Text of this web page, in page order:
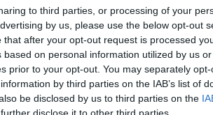
to third parties, or processing of your
by us, please use the below opt-out
after your opt-out request is processed
on personal information utilized by us
prior to your opt-out. You may separately
by third parties on the IAB’s list of
be disclosed by us to third parties on the
που περίμενε,
να κάνω στο μπάνιο για
η Rebecca, προσθέτοντας:
κοιτούσα το στήθος
(πραγματικά ελπίζω